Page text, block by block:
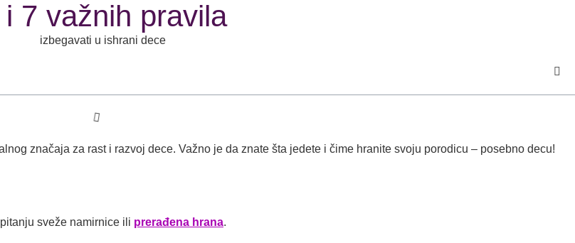
7 važnih pravila
značaja za rast i razvoj dece. Važno je da znate šta jedete i čime hranite svoju porodicu – posebno decu!
sveže namirnice ili prerađena hrana.